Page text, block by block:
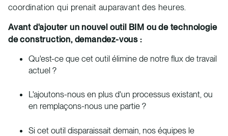
coordination qui prenait auparavant des heures.
Avant d'ajouter un nouvel outil BIM ou de technologie
de construction, demandez-vous :
Qu'est-ce que cet outil élimine de notre flux de travail
actuel ?
L'ajoutons-nous en plus d'un processus existant, ou
en remplaçons-nous une partie ?
Si cet outil disparaissait demain, nos équipes le